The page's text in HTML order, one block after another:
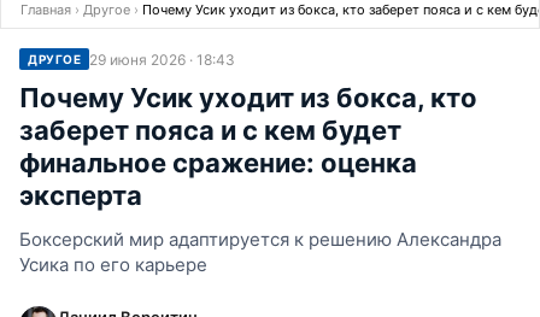
Главная › Другое › Почему Усик уходит из бокса, кто заберет пояса и с кем
ДРУГОЕ 29 июня 2026 · 18:43
Почему Усик уходит из бокса, кто
заберет пояса и с кем будет
финальное сражение: оценка
эксперта
Боксерский мир адаптируется к решению Александра
Усика по его карьере